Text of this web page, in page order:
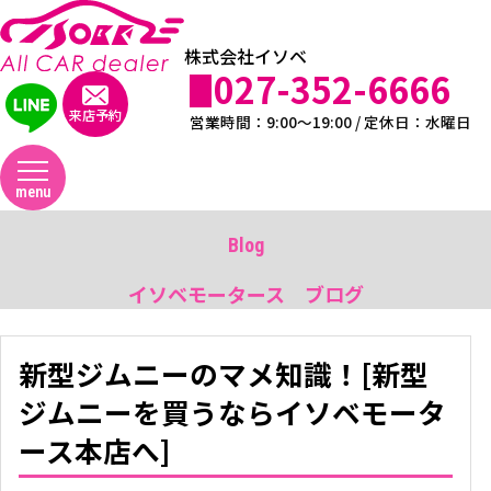
株式会社イソベ
来店予約 027-352-6666
営業時間：9:00～19:00 / 定休日：水曜日
menu
イソベモータース ブログ
Blog
新型ジムニーのマメ知識！[新型
ジムニーを買うならイソベモータ
ース本店へ]